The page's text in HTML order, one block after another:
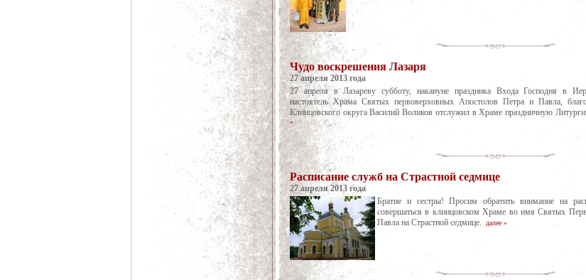
Чудо воскрешения Лазаря
27 апреля 2013 года
27 апреля в Лазареву субботу, накануне праздника Входа Господня в
настоятель Храма Святых первоверховных Апостолов Петра и Павла,
Клинцовского округа Василий Воликов отслужил в Храме праздничную
»
Расписание служб на Страстной седмице
27 апреля 2013 года
Братие и сестры! Просим обратить внимание на
совершаться в клинцовском Храме во имя Святых
Павла на Страстной седмице.
далее »